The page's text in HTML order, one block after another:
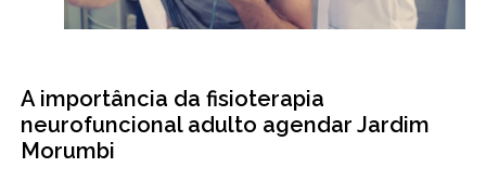
A importância da fisioterapia
neurofuncional adulto agendar Jardim
Morumbi